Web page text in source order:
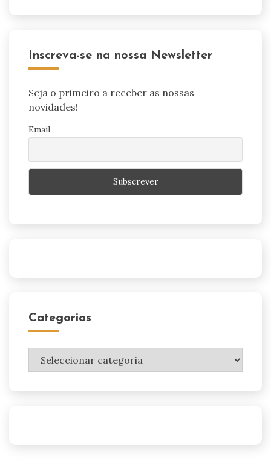
Inscreva-se na nossa Newsletter
Seja o primeiro a receber as nossas
novidades!
Email
Categorias
Categorias